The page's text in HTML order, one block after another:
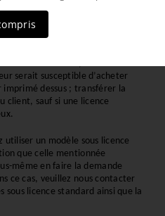
ne pouvez pas distribuer le fichier
modèles ou autres produits
si la valeur principale du
serait susceptible d’acheter
dessus ; transférer la
client, sauf si une licence
utiliser un modèle sous licence
que celle mentionnée
même en faire la demande
ce cas, veuillez nous contacter
licence standard ainsi que la